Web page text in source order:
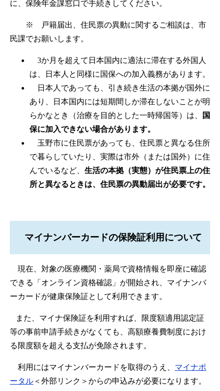
に、保険年金課窓口で手続きしてください。
※ 戸籍届出、住民票の異動に関するご相談は、市
民課でお願いします。
3か月を超えて日本国内に適法に滞在する外国人
は、日本人と同様に国保への加入義務があります。
日本人であっても、引き続き生活の本拠が国外に
あり、日本国内には短期間しか滞在しないことが明
らかなとき（治療を目的とした一時帰国等）は、
国
保に加入できない場合があります。
玉野市に住民票があっても、住民票と異なる住所
で暮らしていたり、実際は市外（または国外）に住
んでいるなど、 生活の本拠（実態）が住民票上の住
所と異なるときは、住民票の異動届出が必要です。
マイナンバーカードの保険証利用について
現在、対象の医療機関・薬局で資格情報を即座に確認
できる「オンライン資格確認」が開始され、マイナンバ
ーカードが健康保険証として利用できます。
また、マイナ保険証を利用すれば、限度額適用認定証
等の事前申請手続きがなくても、高額療養費制度におけ
る限度額を超える支払が免除されます。
利用にはマイナンバーカードを取得のうえ、 マイナポ
ータル ＜外部リンク＞ からの申込みが必要になります。